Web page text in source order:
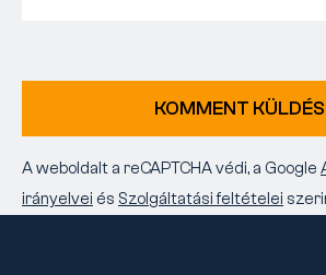
KOMMENT
A weboldalt a reCAPTCHA védi, a Google
irányelvei és Szolgáltatási feltételei